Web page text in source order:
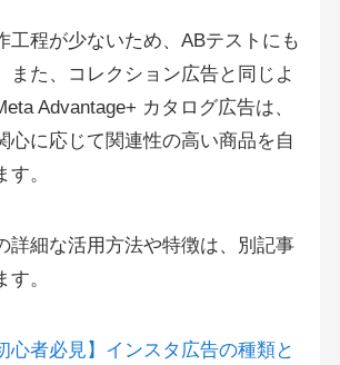
工程が少ないため、ABテストにも
また、コレクション広告と同じよ
Advantage+ カタログ広告は、
心に応じて関連性の高い商品を自
。
詳細な活用方法や特徴は、別記事
。
心者必見】インスタ広告の種類と